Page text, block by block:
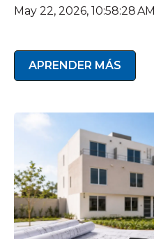
May 22, 2026, 10:58:28 AM
APRENDER MÁS